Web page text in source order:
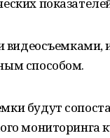
способом.
будут
мониторинга